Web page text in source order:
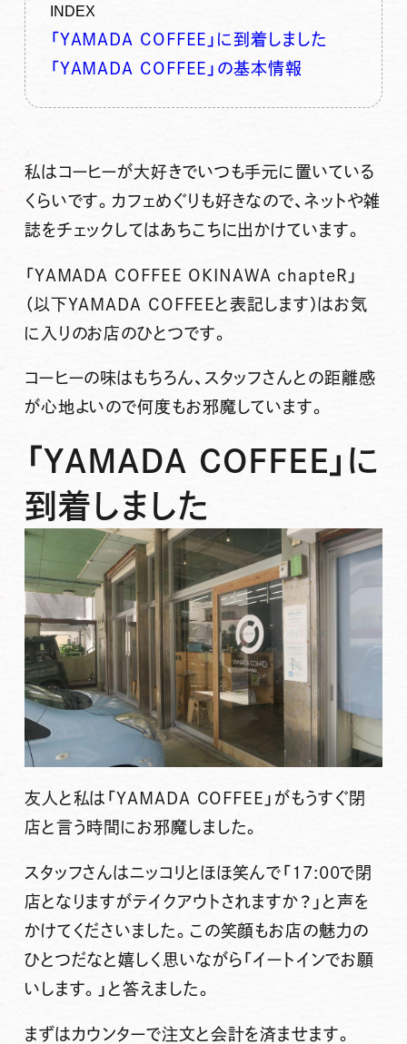
INDEX
「YAMADA COFFEE」に到着しました
「YAMADA COFFEE」の基本情報
私はコーヒーが大好きでいつも手元に置いている
くらいです。カフェめぐりも好きなので、ネットや雑
誌をチェックしてはあちこちに出かけています。
「YAMADA COFFEE OKINAWA chapteR」
（以下YAMADA COFFEEと表記します）はお気
に入りのお店のひとつです。
コーヒーの味はもちろん、スタッフさんとの距離感
が心地よいので何度もお邪魔しています。
「YAMADA COFFEE」に
到着しました
友人と私は「YAMADA COFFEE」がもうすぐ閉
店と言う時間にお邪魔しました。
スタッフさんはニッコリとほほ笑んで「17:00で閉
店となりますがテイクアウトされますか？」と声を
かけてくださいました。この笑顔もお店の魅力の
ひとつだなと嬉しく思いながら「イートインでお願
いします。」と答えました。
まずはカウンターで注文と会計を済ませます。